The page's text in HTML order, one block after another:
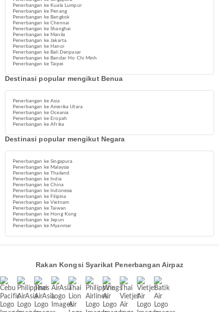
Penerbangan ke Kuala Lumpur
Penerbangan ke Penang
Penerbangan ke Bangkok
Penerbangan ke Chennai
Penerbangan ke Shanghai
Penerbangan ke Manila
Penerbangan ke Jakarta
Penerbangan ke Hanoi
Penerbangan ke Bali Denpasar
Penerbangan ke Bandar Ho Chi Minh
Penerbangan ke Taipei
Destinasi popular mengikut Benua
Penerbangan ke Asia
Penerbangan ke Amerika Utara
Penerbangan ke Oceania
Penerbangan ke Eropah
Penerbangan ke Afrika
Destinasi popular mengikut Negara
Penerbangan ke Singapura
Penerbangan ke Malaysia
Penerbangan ke Thailand
Penerbangan ke India
Penerbangan ke China
Penerbangan ke Indonesia
Penerbangan ke Filipina
Penerbangan ke Vietnam
Penerbangan ke Taiwan
Penerbangan ke Hong Kong
Penerbangan ke Jepun
Penerbangan ke Myanmar
Rakan Kongsi Syarikat Penerbangan Airpaz